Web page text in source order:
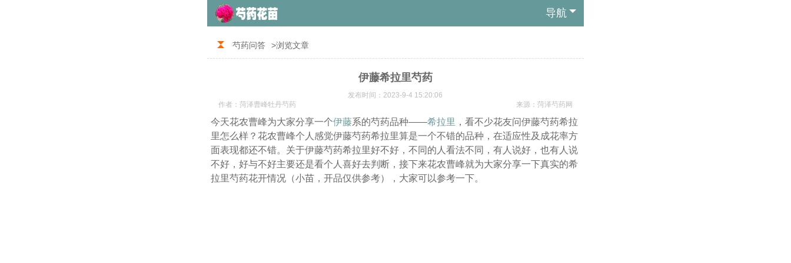
导航
芍药问答 >浏览文章
伊藤希拉里芍药
发布时间：2023-9-4 15:20:06
来源：菏泽芍药网
作者：菏泽曹峰牡丹芍药
今天花农曹峰为大家分享一个伊藤系的芍药品种——希拉里 ，看不少花友问伊藤芍药希拉
里怎么样？花农曹峰个人感觉伊藤芍药希拉里算是一个不错的品种，在适应性及成花率方
面表现都还不错。关于伊藤芍药希拉里好不好，不同的人看法不同，有人说好，也有人说
不好，好与不好主要还是看个人喜好去判断，接下来花农曹峰就为大家分享一下真实的希
拉里芍药花开情况（小苗，开品仅供参考），大家可以参考一下。